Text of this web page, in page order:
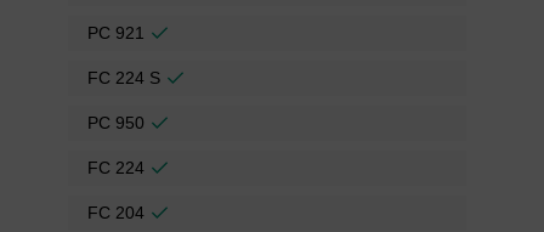
PC 921
FC 224 S
PC 950
FC 224
FC 204